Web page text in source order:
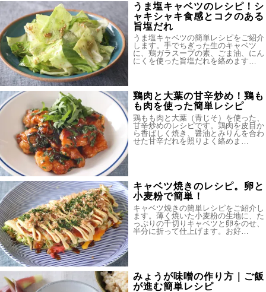
うま塩キャベツのレシピ！シ
ャキシャキ食感とコクのある
旨塩だれ
うま塩キャベツの簡単レシピをご紹介
します。手でちぎった生のキャベツ
に、鶏ガラスープの素、ごま油、にん
にくを使った旨塩だれを絡めます…
鶏肉と大葉の甘辛炒め！鶏も
も肉を使った簡単レシピ
鶏もも肉と大葉（青じそ）を使った、
甘辛炒めのレシピです。鶏肉を皮目か
ら香ばしく焼き、醤油とみりんを合わ
せた甘辛だれを照りよく絡めま…
キャベツ焼きのレシピ。卵と
小麦粉で簡単！
キャベツ焼きの簡単レシピをご紹介し
ます。薄く焼いた小麦粉の生地に、た
っぷりの千切りキャベツと卵をのせ、
半分に折って仕上げます。お好…
みょうが味噌の作り方｜ご飯
が進む簡単レシピ